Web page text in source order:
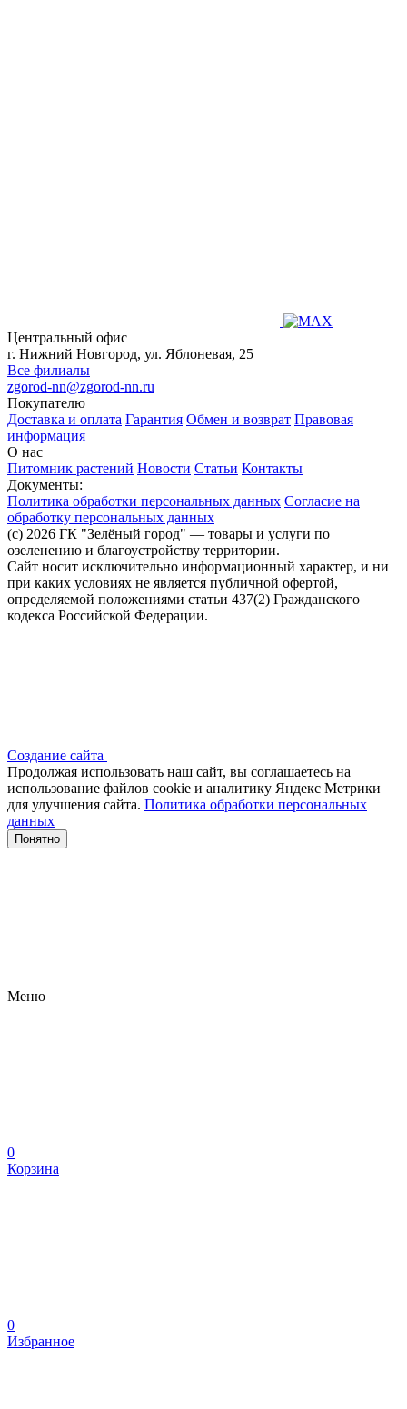
Центральный офис
г. Нижний Новгород, ул. Яблоневая, 25
Все филиалы
zgorod-nn@zgorod-nn.ru
Покупателю
Доставка и оплата Гарантия Обмен и возврат Правовая
информация
О нас
Питомник растений Новости Статьи Контакты
Документы:
Политика обработки персональных данных Согласие на
обработку персональных данных
(c) 2026 ГК "Зелёный город" — товары и услуги по
озеленению и благоустройству территории.
Сайт носит исключительно информационный характер, и ни
при каких условиях не является публичной офертой,
определяемой положениями статьи 437(2) Гражданского
кодекса Российской Федерации.
Создание сайта
Продолжая использовать наш сайт, вы соглашаетесь на
использование файлов сооkіе и аналитику Яндекс Метрики
для улучшения сайта. Политика обработки персональных
данных
Понятно
Меню
0
Корзина
0
Избранное